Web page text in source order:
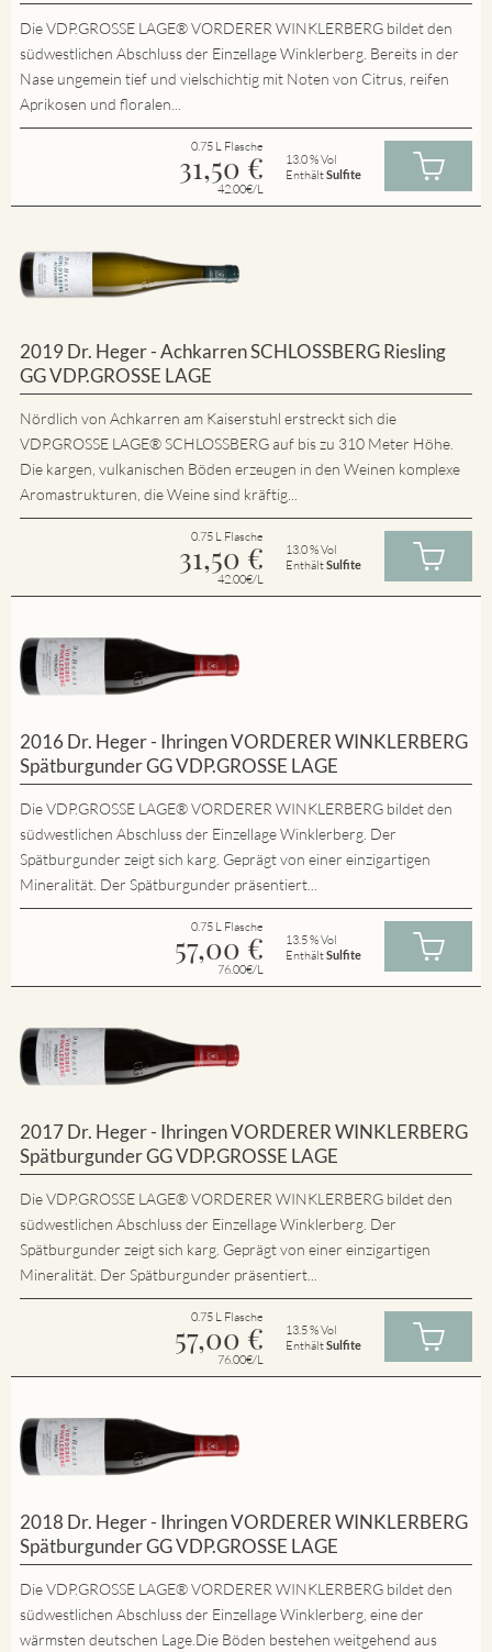
Die VDP.GROSSE LAGE® VORDERER WINKLERBERG bildet den
südwestlichen Abschluss der Einzellage Winklerberg. Bereits in der
Nase ungemein tief und vielschichtig mit Noten von Citrus, reifen
Aprikosen und floralen...
0.75 L Flasche
31,50 €
42.00€/L
13.0 % Vol
EnthältSulfite
2019 Dr. Heger - Achkarren SCHLOSSBERG Riesling
GG VDP.GROSSE LAGE
Nördlich von Achkarren am Kaiserstuhl erstreckt sich die
VDP.GROSSE LAGE® SCHLOSSBERG auf bis zu 310 Meter Höhe.
Die kargen, vulkanischen Böden erzeugen in den Weinen komplexe
Aromastrukturen, die Weine sind kräftig...
0.75 L Flasche
31,50 €
42.00€/L
13.0 % Vol
EnthältSulfite
2016 Dr. Heger - Ihringen VORDERER WINKLERBERG
Spätburgunder GG VDP.GROSSE LAGE
Die VDP.GROSSE LAGE® VORDERER WINKLERBERG bildet den
südwestlichen Abschluss der Einzellage Winklerberg. Der
Spätburgunder zeigt sich karg. Geprägt von einer einzigartigen
Mineralität. Der Spätburgunder präsentiert...
0.75 L Flasche
57,00 €
76.00€/L
13.5 % Vol
EnthältSulfite
2017 Dr. Heger - Ihringen VORDERER WINKLERBERG
Spätburgunder GG VDP.GROSSE LAGE
Die VDP.GROSSE LAGE® VORDERER WINKLERBERG bildet den
südwestlichen Abschluss der Einzellage Winklerberg. Der
Spätburgunder zeigt sich karg. Geprägt von einer einzigartigen
Mineralität. Der Spätburgunder präsentiert...
0.75 L Flasche
57,00 €
76.00€/L
13.5 % Vol
EnthältSulfite
2018 Dr. Heger - Ihringen VORDERER WINKLERBERG
Spätburgunder GG VDP.GROSSE LAGE
Die VDP.GROSSE LAGE® VORDERER WINKLERBERG bildet den
südwestlichen Abschluss der Einzellage Winklerberg, eine der
wärmsten deutschen Lage.Die Böden bestehen weitgehend aus